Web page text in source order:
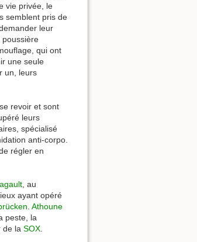
vie privée, le
semblent pris de
leur
poussière
qui ont
une seule
un, leurs
revoir et sont
leurs
spécialisé
anti-corpo.
régler en
, au
ayant opéré
Athoune
peste, la
de la SOX